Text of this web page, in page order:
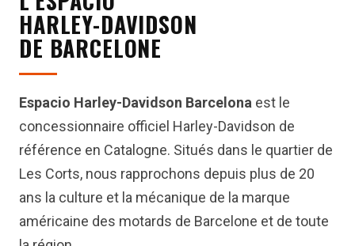
HARLEY-DAVIDSON
DE BARCELONE
Espacio Harley-Davidson Barcelona est le
concessionnaire officiel Harley-Davidson de
référence en Catalogne. Situés dans le quartier de
Les Corts, nous rapprochons depuis plus de 20
ans la culture et la mécanique de la marque
américaine des motards de Barcelone et de toute